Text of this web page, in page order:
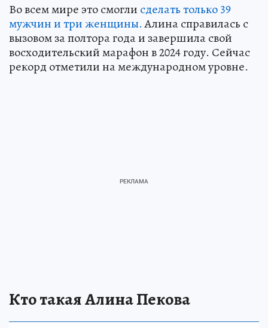
Во всем мире это смогли сделать только 39
мужчин и три женщины.Алина справилась с
вызовом за полтора года и завершила свой
восходительский марафон в 2024 году. Сейчас
рекорд отметили на международном уровне.
Кто такая Алина Пекова